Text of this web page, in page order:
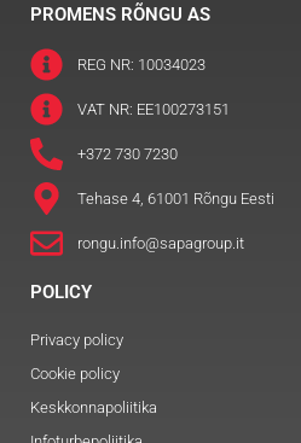
PROMENS RÕNGU AS
REG NR: 10034023
VAT NR: EE100273151
+372 730 7230
Tehase 4, 61001 Rõngu Eesti
rongu.info@sapagroup.it
POLICY
Privacy policy
Cookie policy
Keskkonnapoliitika